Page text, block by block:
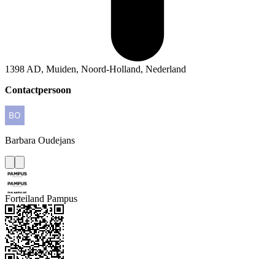
1398 AD, Muiden, Noord-Holland, Nederland
Contactpersoon
Barbara Oudejans
Forteiland Pampus